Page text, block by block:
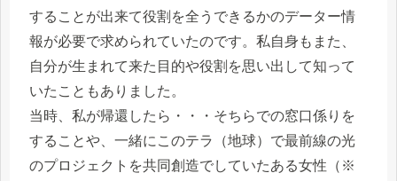
することが出来て役割を全うできるかのデーター情
報が必要で求められていたのです。私自身もまた、
自分が生まれて来た目的や役割を思い出して知って
いたこともありました。
当時、私が帰還したら・・・そちらでの窓口係りを
することや、一緒にこのテラ（地球）で最前線の光
のプロジェクトを共同創造でしていたある女性（※